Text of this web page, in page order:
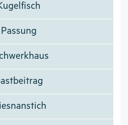
Passung